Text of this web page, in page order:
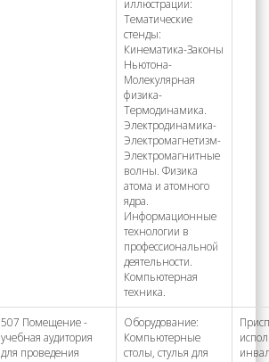
иллюстрации:
Тематические
стенды:
Кинематика-Законы
Ньютона-
Молекулярная
физика-
Термодинамика.
Электродинамика-
Электромагнетизм-
Электромагнитные
волны. Физика
атома и атомного
ядра.
Информационные
технологии в
профессиональной
деятельности.
Компьютерная
техника.
507 Помещение -
учебная аудитория
для проведения
Оборудование:
Компьютерные
столы, стулья для